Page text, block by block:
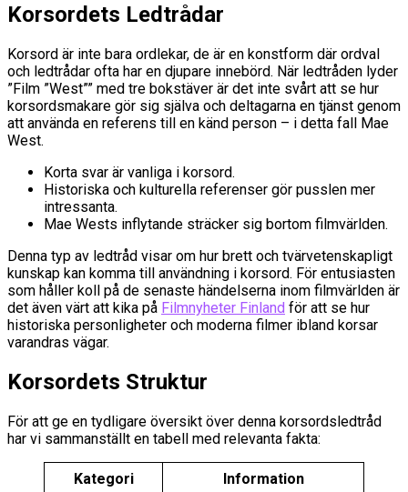
Korsordets Ledtrådar
Korsord är inte bara ordlekar, de är en konstform där ordval
och ledtrådar ofta har en djupare innebörd. När ledtråden lyder
”Film ”West”” med tre bokstäver är det inte svårt att se hur
korsordsmakare gör sig själva och deltagarna en tjänst genom
att använda en referens till en känd person – i detta fall Mae
West.
Korta svar är vanliga i korsord.
Historiska och kulturella referenser gör pusslen mer
intressanta.
Mae Wests inflytande sträcker sig bortom filmvärlden.
Denna typ av ledtråd visar om hur brett och tvärvetenskapligt
kunskap kan komma till användning i korsord. För entusiasten
som håller koll på de senaste händelserna inom filmvärlden är
det även värt att kika på Filmnyheter Finland för att se hur
historiska personligheter och moderna filmer ibland korsar
varandras vägar.
Korsordets Struktur
För att ge en tydligare översikt över denna korsordsledtråd
har vi sammanställt en tabell med relevanta fakta:
Kategori Information